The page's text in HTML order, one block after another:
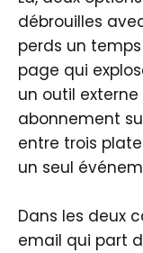
débrouilles
perds un
page qui
un outil
abonnement
entre trois
un seul
Dans les deux
email qui part